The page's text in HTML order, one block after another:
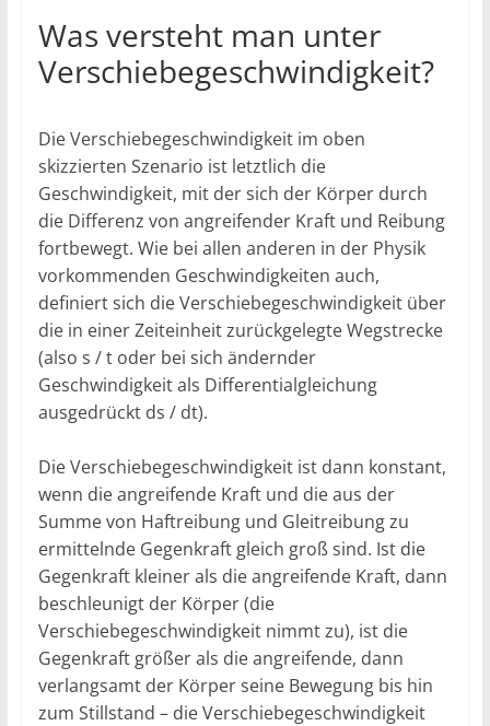
Was versteht man unter
Verschiebegeschwindigkeit?
Die Verschiebegeschwindigkeit im oben
skizzierten Szenario ist letztlich die
Geschwindigkeit, mit der sich der Körper durch
die Differenz von angreifender Kraft und Reibung
fortbewegt. Wie bei allen anderen in der Physik
vorkommenden Geschwindigkeiten auch,
definiert sich die Verschiebegeschwindigkeit über
die in einer Zeiteinheit zurückgelegte Wegstrecke
(also s / t oder bei sich ändernder
Geschwindigkeit als Differentialgleichung
ausgedrückt ds / dt).
Die Verschiebegeschwindigkeit ist dann konstant,
wenn die angreifende Kraft und die aus der
Summe von Haftreibung und Gleitreibung zu
ermittelnde Gegenkraft gleich groß sind. Ist die
Gegenkraft kleiner als die angreifende Kraft, dann
beschleunigt der Körper (die
Verschiebegeschwindigkeit nimmt zu), ist die
Gegenkraft größer als die angreifende, dann
verlangsamt der Körper seine Bewegung bis hin
zum Stillstand – die Verschiebegeschwindigkeit